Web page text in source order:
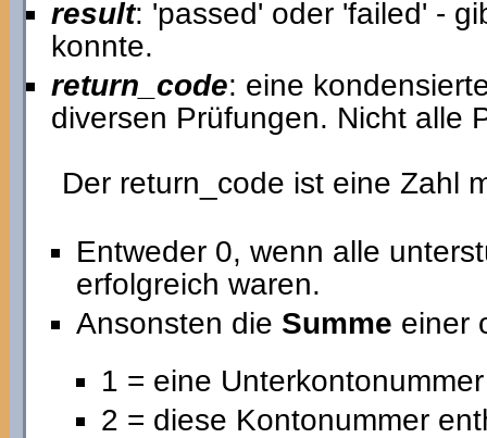
result: 'passed' oder 'failed' -
konnte.
return_code: eine
diversen Prüfungen. Nicht alle
Der return_code ist eine Zahl
Entweder 0, wenn alle
erfolgreich waren.
Ansonsten die Summe einer
1 = eine
2 = diese Kontonummer